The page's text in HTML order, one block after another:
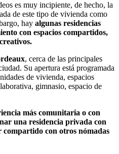
es muy incipiente, de hecho, la
de este tipo de vivienda como
hay algunas residencias
con espacios compartidos,
, cerca de las principales
Su apertura está programada
de vivienda, espacios
gimnasio, espacio de
más comunitaria o con
una residencia privada con
compartido con otros nómadas